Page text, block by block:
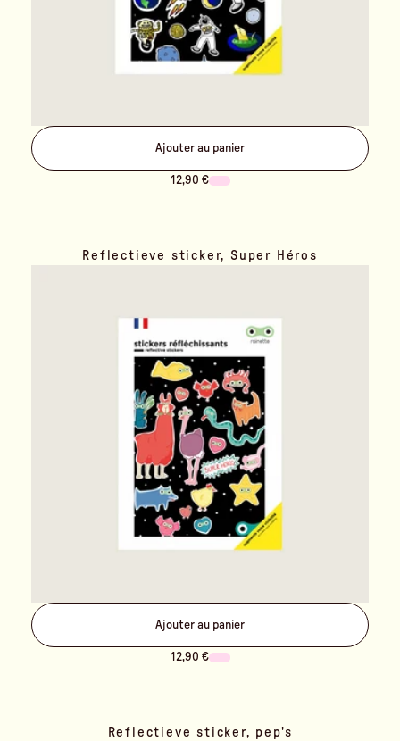
Ajouter au panier
12,90 €
Reflectieve sticker, Super Héros
Ajouter au panier
12,90 €
Reflectieve sticker, pep's